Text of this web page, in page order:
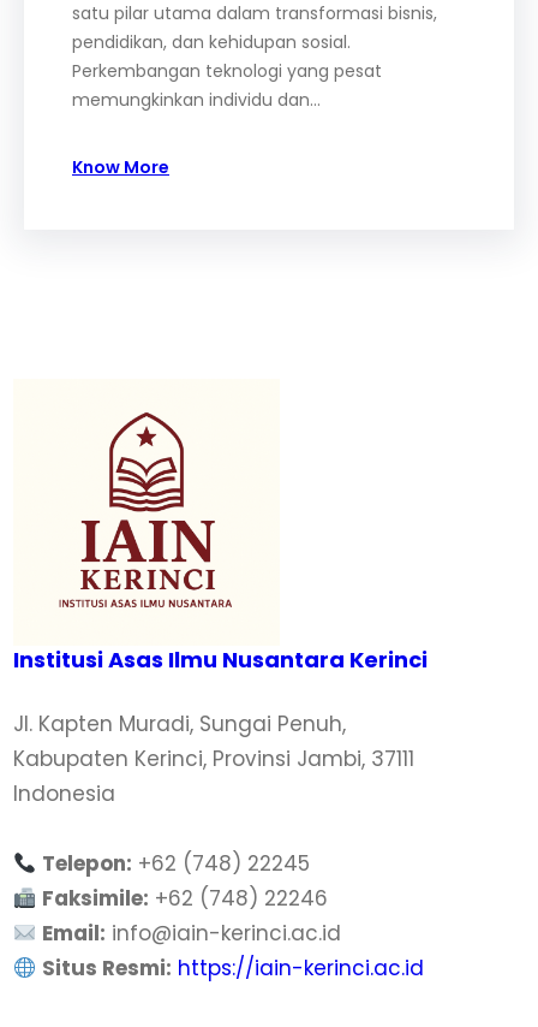
satu pilar utama dalam transformasi bisnis,
pendidikan, dan kehidupan sosial.
Perkembangan teknologi yang pesat
memungkinkan individu dan…
Know More
Institusi Asas Ilmu Nusantara Kerinci
Jl. Kapten Muradi, Sungai Penuh,
Kabupaten Kerinci, Provinsi Jambi, 37111
Indonesia
Telepon: +62 (748) 22245
Faksimile: +62 (748) 22246
Email: info@iain-kerinci.ac.id
Situs Resmi: https://iain-kerinci.ac.id